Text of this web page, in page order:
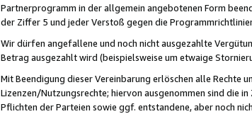
Partnerprogramm in der allgemein angebotenen Form
der Ziffer 5 und jeder Verstoß gegen die
Wir dürfen angefallene und noch nicht ausgezahlte
Betrag ausgezahlt wird (beispielsweise um etwaige
Mit Beendigung dieser Vereinbarung erlöschen alle Rechte
Lizenzen/Nutzungsrechte; hiervon ausgenommen sind die
Pflichten der Parteien sowie ggf. entstandene, aber noch